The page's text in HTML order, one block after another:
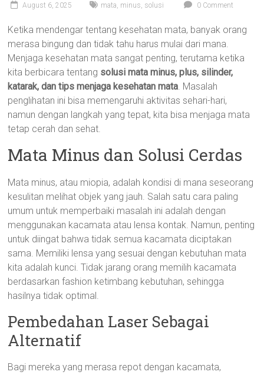
August 6, 2025 mata, minus, solusi 0 Comment
Ketika mendengar tentang kesehatan mata, banyak orang
merasa bingung dan tidak tahu harus mulai dari mana.
Menjaga kesehatan mata sangat penting, terutama ketika
kita berbicara tentang solusi mata minus, plus, silinder,
katarak, dan tips menjaga kesehatan mata. Masalah
penglihatan ini bisa memengaruhi aktivitas sehari-hari,
namun dengan langkah yang tepat, kita bisa menjaga mata
tetap cerah dan sehat.
Mata Minus dan Solusi Cerdas
Mata minus, atau miopia, adalah kondisi di mana seseorang
kesulitan melihat objek yang jauh. Salah satu cara paling
umum untuk memperbaiki masalah ini adalah dengan
menggunakan kacamata atau lensa kontak. Namun, penting
untuk diingat bahwa tidak semua kacamata diciptakan
sama. Memiliki lensa yang sesuai dengan kebutuhan mata
kita adalah kunci. Tidak jarang orang memilih kacamata
berdasarkan fashion ketimbang kebutuhan, sehingga
hasilnya tidak optimal.
Pembedahan Laser Sebagai
Alternatif
Bagi mereka yang merasa repot dengan kacamata,